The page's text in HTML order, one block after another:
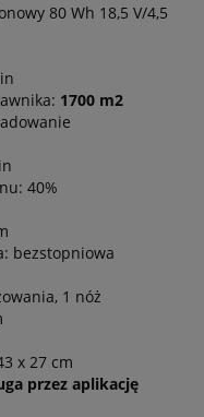
80 Wh 18,5 V/4,5
1700 m2
40%
bezstopniowa
1 nóż
x 27 cm
przez aplikację